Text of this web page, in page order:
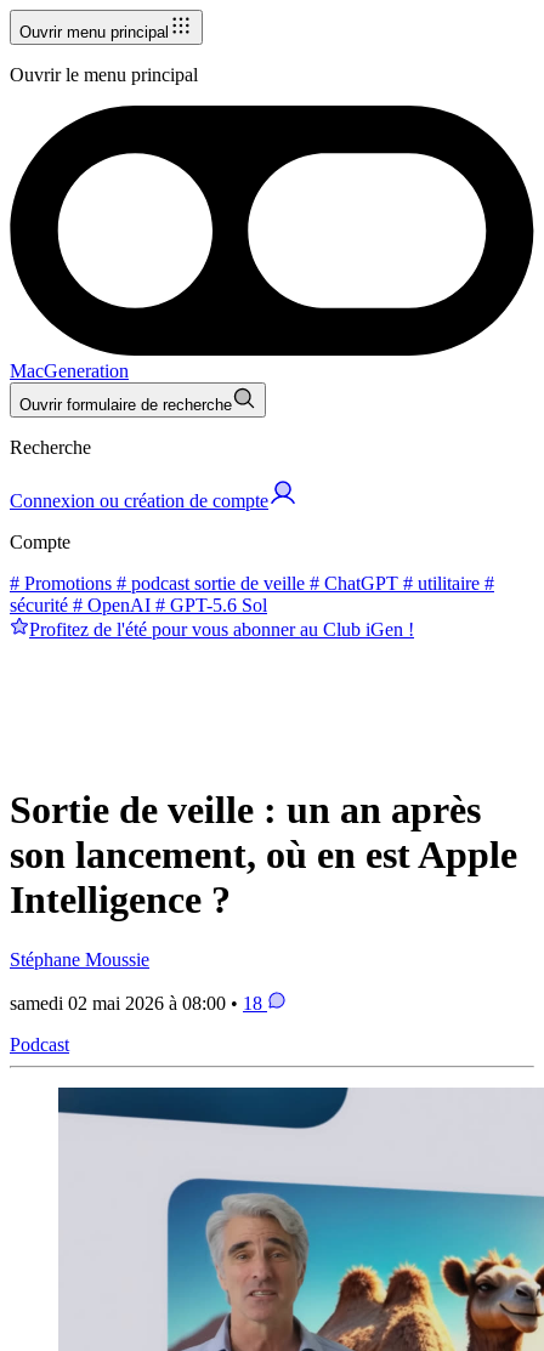
Ouvrir menu principal
Ouvrir le menu principal
MacGeneration
Ouvrir formulaire de recherche
Recherche
Connexion ou création de compte
Compte
# Promotions # podcast sortie de veille # ChatGPT # utilitaire #
sécurité # OpenAI # GPT-5.6 Sol
Profitez de l'été pour vous abonner au Club iGen !
Sortie de veille : un an après
son lancement, où en est Apple
Intelligence ?
Stéphane Moussie
samedi 02 mai 2026 à 08:00 • 18
Podcast